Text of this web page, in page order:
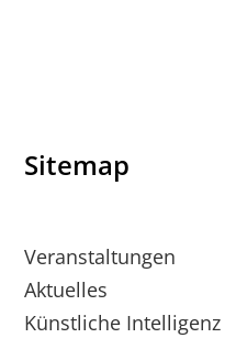
Sitemap
Veranstaltungen
Aktuelles
Künstliche Intelligenz